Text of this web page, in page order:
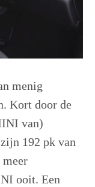
menig
Kort door de
van)
192 pk van
ooit. Een